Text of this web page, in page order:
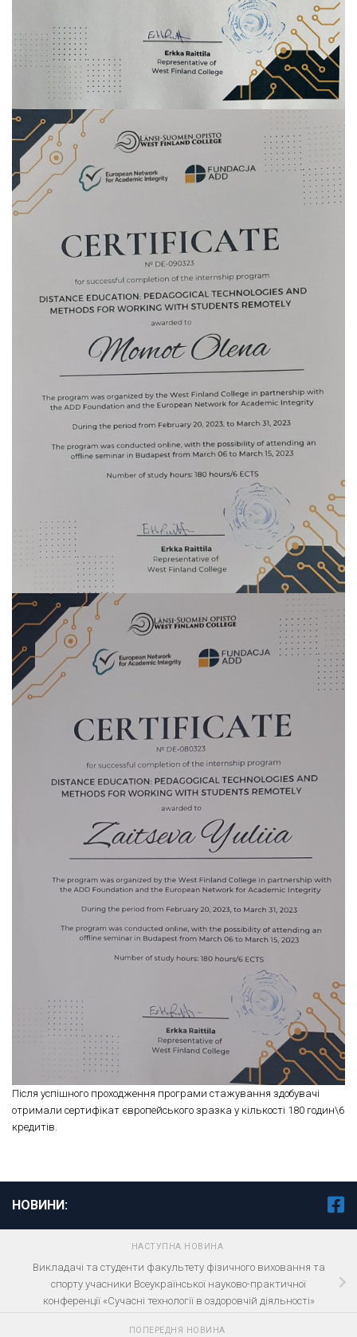
Після успішного проходження програми стажування здобувачі
отримали сертифікат європейського зразка у кількості 180 годин\6
кредитів.
НОВИНИ:
НАСТУПНА НОВИНА
Викладачі та студенти факультету фізичного виховання та
спорту учасники Всеукраїнської науково-практичної
конференції «Сучасні технології в оздоровчій діяльності»
ПОПЕРЕДНЯ НОВИНА